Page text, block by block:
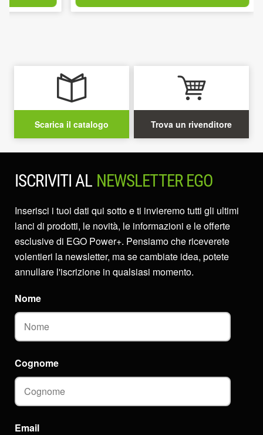
Scarica il catalogo Trova un rivenditore
ISCRIVITI AL NEWSLETTER EGO
Inserisci i tuoi dati qui sotto e ti invieremo tutti gli ultimi
lanci di prodotti, le novità, le informazioni e le offerte
esclusive di EGO Power+. Pensiamo che riceverete
volentieri la newsletter, ma se cambiate idea, potete
annullare l'iscrizione in qualsiasi momento.
Email
Nome
Cognome